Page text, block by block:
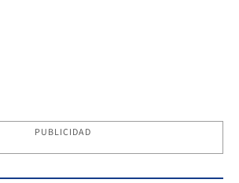
PUBLICIDAD